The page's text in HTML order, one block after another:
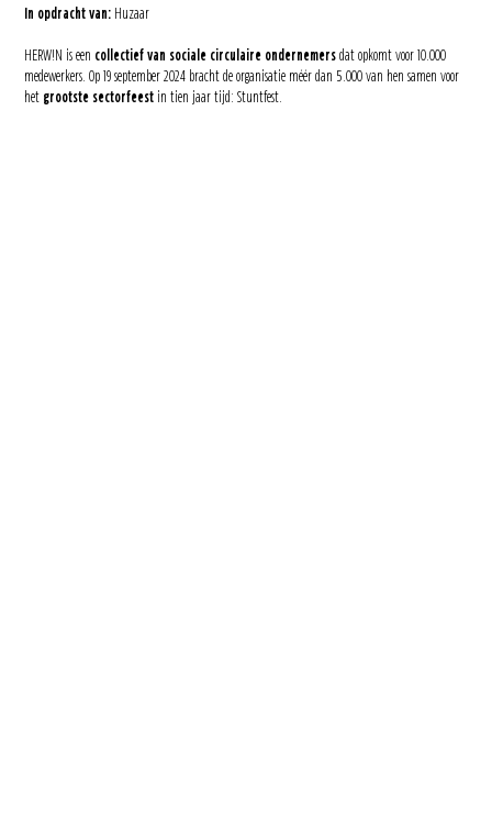
In opdracht van: Huzaar
HERW!N is een collectief van sociale circulaire ondernemersdat opkomt voor 10.000
medewerkers. Op 19 september 2024 bracht de organisatie méér dan 5.000 van hen samen voor
het grootste sectorfeest in tien jaar tijd: Stuntfest.